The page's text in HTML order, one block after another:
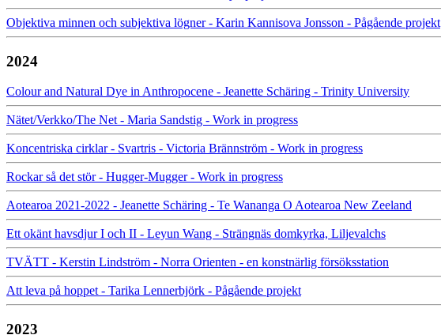
Objektiva minnen och subjektiva lögner - Karin Kannisova Jonsson - Pågående projekt
2024
Colour and Natural Dye in Anthropocene - Jeanette Schäring - Trinity University
Nätet/Verkko/The Net - Maria Sandstig - Work in progress
Koncentriska cirklar - Svartris - Victoria Brännström - Work in progress
Rockar så det stör - Hugger-Mugger - Work in progress
Aotearoa 2021-2022 - Jeanette Schäring - Te Wananga O Aotearoa New Zeeland
Ett okänt havsdjur I och II - Leyun Wang - Strängnäs domkyrka, Liljevalchs
TVÄTT - Kerstin Lindström - Norra Orienten - en konstnärlig försöksstation
Att leva på hoppet - Tarika Lennerbjörk - Pågående projekt
2023